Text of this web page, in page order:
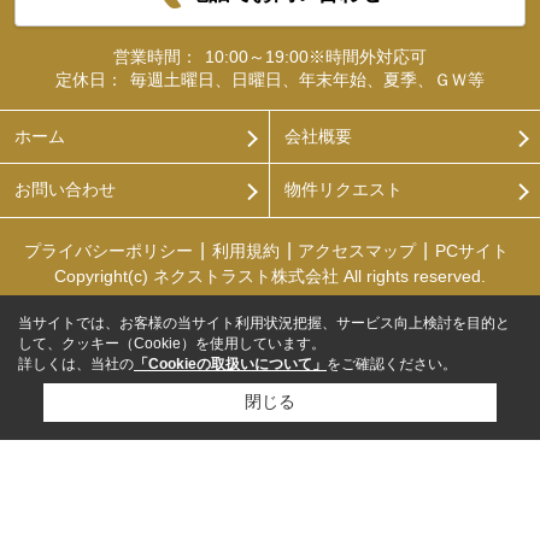
営業時間：
10:00～19:00※時間外対応可
定休日：
毎週土曜日、日曜日、年末年始、夏季、ＧＷ等
ホーム 会社概要
お問い合わせ 物件リクエスト
プライバシーポリシー 利用規約 アクセスマップ
PCサイト
Copyright(c) ネクストラスト株式会社 All rights reserved.
当サイトでは、お客様の当サイト利用状況把握、サービス向上検討を目的と
して、クッキー（Cookie）を使用しています。
詳しくは、当社の 「Cookieの取扱いについて」 をご確認ください。
閉じる